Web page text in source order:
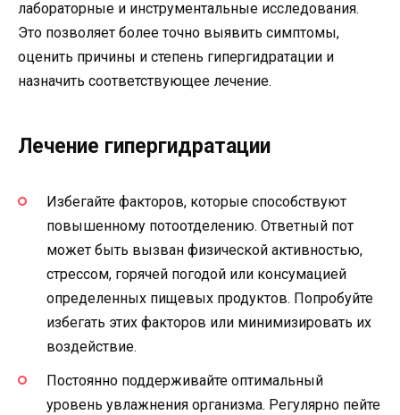
лабораторные и инструментальные исследования.
Это позволяет более точно выявить симптомы,
оценить причины и степень гипергидратации и
назначить соответствующее лечение.
Лечение гипергидратации
Избегайте факторов, которые способствуют
повышенному потоотделению. Ответный пот
может быть вызван физической активностью,
стрессом, горячей погодой или консумацией
определенных пищевых продуктов. Попробуйте
избегать этих факторов или минимизировать их
воздействие.
Постоянно поддерживайте оптимальный
уровень увлажнения организма. Регулярно пейте